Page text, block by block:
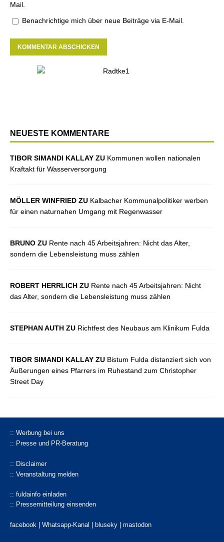
Mail.
Benachrichtige mich über neue Beiträge via E-Mail.
NEUESTE KOMMENTARE
TIBOR SIMANDI KALLAY ZU Kommunen wollen nationalen
Kraftakt für Wasserversorgung
MÖLLER WINFRIED ZU Kalbacher Kommunalpolitiker werben
für einen naturnahen Umgang mit Regenwasser
BRUNO ZU Rente nach 45 Arbeitsjahren: Nicht das Alter,
sondern die Lebensleistung muss zählen
ROBERT HERRLICH ZU Rente nach 45 Arbeitsjahren: Nicht
das Alter, sondern die Lebensleistung muss zählen
STEPHAN AUTH ZU Richtfest des Neubaus am Klinikum Fulda
TIBOR SIMANDI KALLAY ZU Bistum Fulda distanziert sich von
Äußerungen eines Pfarrers im Ruhestand zum Christopher
Street Day
:: Werbung bei uns
:: Presse und PR-Beratung
:: Disclaimer
:: Veranstaltung melden
:: fuldainfo einladen
:: Pressemitteilung einsenden
facebook | Whatsapp-Kanal bluseky mastodon